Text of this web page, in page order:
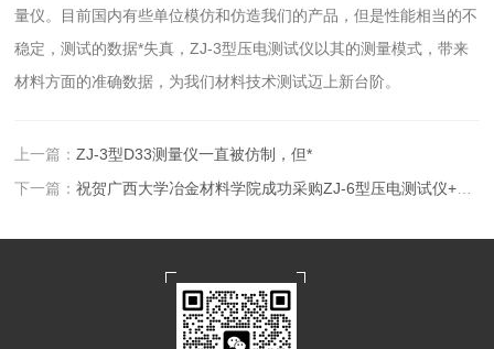
量仪。目前国内有些单位模仿和仿造我们的产品，但是性能相当的不
稳定，测试的数据*失真，ZJ-3型压电测试仪以其的测量模式，带来
材料方面的准确数据，为我们材料技术测试迈上新台阶。
上一篇：ZJ-3型D33测量仪一直被仿制，但*
下一篇：祝贺广西大学冶金材料学院成功采购ZJ-6型压电测试仪+压电